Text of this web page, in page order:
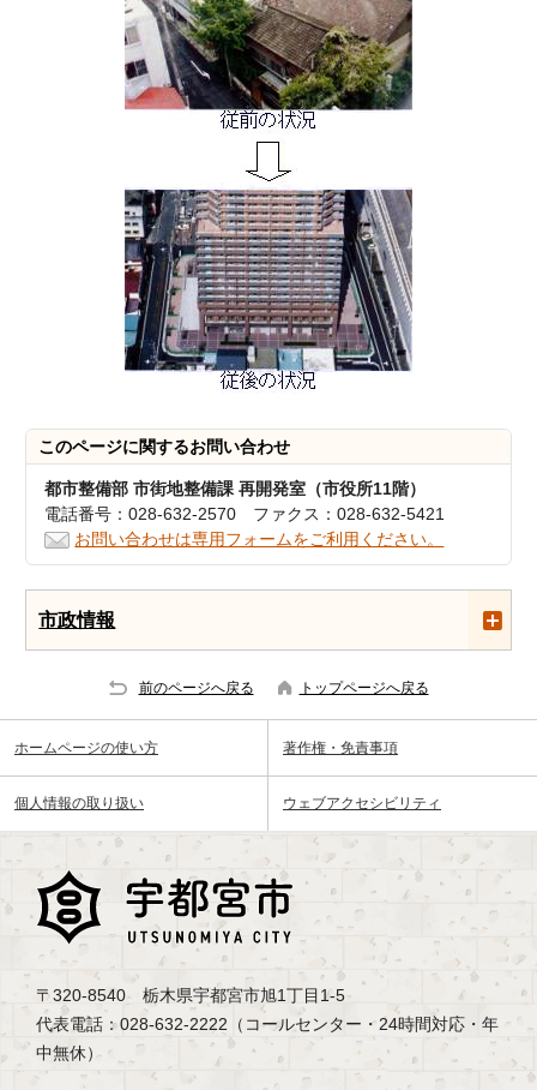
このページに関するお問い合わせ
都市整備部 市街地整備課 再開発室（市役所11階）
電話番号：028-632-2570 ファクス：028-632-5421
お問い合わせは専用フォームをご利用ください。
市政情報
前のページへ戻る トップページへ戻る
ホームページの使い方 著作権・免責事項
個人情報の取り扱い ウェブアクセシビリティ
〒320-8540 栃木県宇都宮市旭1丁目1-5
代表電話：028-632-2222（コールセンター・24時間対応・年
中無休）